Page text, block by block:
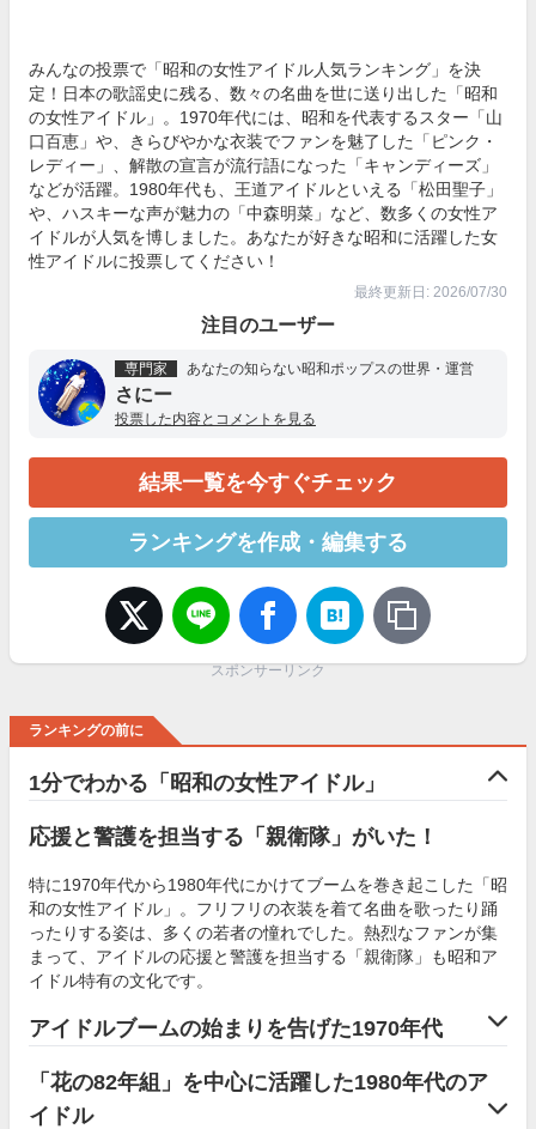
みんなの投票で「昭和の女性アイドル人気ランキング」を決
定！日本の歌謡史に残る、数々の名曲を世に送り出した「昭和
の女性アイドル」。1970年代には、昭和を代表するスター「山
口百恵」や、きらびやかな衣装でファンを魅了した「ピンク・
レディー」、解散の宣言が流行語になった「キャンディーズ」
などが活躍。1980年代も、王道アイドルといえる「松田聖子」
や、ハスキーな声が魅力の「中森明菜」など、数多くの女性ア
イドルが人気を博しました。あなたが好きな昭和に活躍した女
性アイドルに投票してください！
最終更新日: 2026/07/30
注目のユーザー
専門家 あなたの知らない昭和ポップスの世界・運営
さにー
投票した内容とコメントを見る
結果一覧を今すぐチェック
ランキングを作成・編集する
スポンサーリンク
ランキングの前に
1分でわかる「昭和の女性アイドル」
応援と警護を担当する「親衛隊」がいた！
特に1970年代から1980年代にかけてブームを巻き起こした「昭
和の女性アイドル」。フリフリの衣装を着て名曲を歌ったり踊
ったりする姿は、多くの若者の憧れでした。熱烈なファンが集
まって、アイドルの応援と警護を担当する「親衛隊」も昭和ア
イドル特有の文化です。
アイドルブームの始まりを告げた1970年代
「花の82年組」を中心に活躍した1980年代のア
イドル